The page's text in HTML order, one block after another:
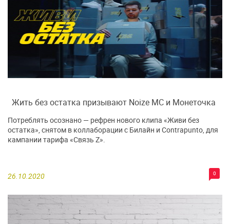
Жить без остатка призывают Noize MC и Монеточка
26.10.2020 0
Потреблять осознано — рефрен нового клипа «Живи без
остатка», снятом в коллаборации с Билайн и Contrapunto, для
кампании тарифа «Связь Z».